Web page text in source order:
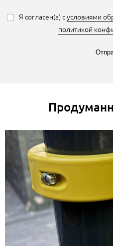
Я согласен(а) сусловиями
политикой